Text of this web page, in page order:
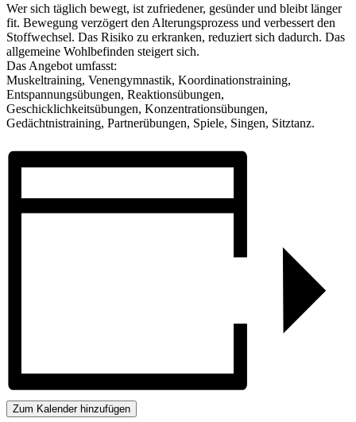
Wer sich täglich bewegt, ist zufriedener, gesünder und bleibt länger
fit. Bewegung verzögert den Alterungsprozess und verbessert den
Stoffwechsel. Das Risiko zu erkranken, reduziert sich dadurch. Das
allgemeine Wohlbefinden steigert sich.
Das Angebot umfasst:
Muskeltraining, Venengymnastik, Koordinationstraining,
Entspannungsübungen, Reaktions­übungen,
Geschicklichkeitsübungen, Konzentrationsübungen,
Gedächtnistraining, Part­nerübungen, Spiele, Singen, Sitztanz.
Zum Kalender hinzufügen